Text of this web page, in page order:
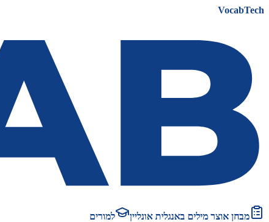
VocabTech
מבחן אוצר מילים באנגלית אונליין
למורים